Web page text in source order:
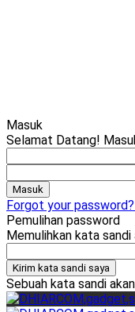
Masuk
Selamat Datang!
Forgot your
Pemulihan password
Memulihkan kata sandi
Sebuah kata sandi